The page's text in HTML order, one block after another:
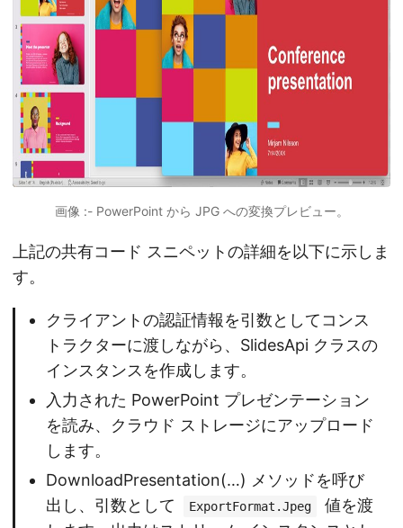
画像 :- PowerPoint から JPG への変換プレビュー。
上記の共有コード スニペットの詳細を以下に示しま
す。
クライアントの認証情報を引数としてコンス
トラクターに渡しながら、SlidesApi クラスの
インスタンスを作成します。
入力された PowerPoint プレゼンテーション
を読み、クラウド ストレージにアップロード
します。
DownloadPresentation(…) メソッドを呼び
出し、引数として
ExportFormat.Jpeg
値を渡